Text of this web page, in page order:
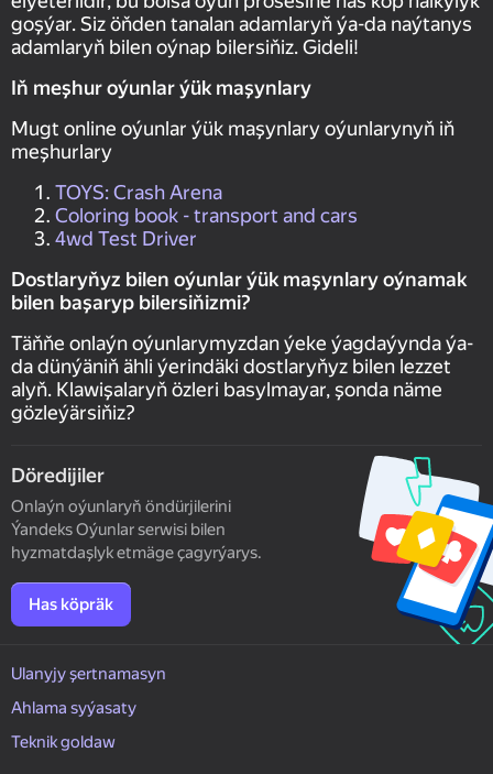
goşýar. Siz öňden tanalan adamlaryň ýa-da naýtanys
adamlaryň bilen oýnap bilersiňiz. Gideli!
Iň meşhur oýunlar ýük maşynlary
Mugt online oýunlar ýük maşynlary oýunlarynyň iň
meşhurlary
TOYS: Crash Arena
Coloring book - transport and cars
4wd Test Driver
Dostlaryňyz bilen oýunlar ýük maşynlary oýnamak
bilen başaryp bilersiňizmi?
Täňňe onlaýn oýunlarymyzdan ýeke ýagdaýynda ýa-
da dünýäniň ähli ýerindäki dostlaryňyz bilen lezzet
alyň. Klawişalaryň özleri basylmayar, şonda näme
gözleýärsiňiz?
Döredijiler
Onlaýn oýunlaryň öndürjilerini
Ýandeks Oýunlar serwisi bilen
hyzmatdaşlyk etmäge çagyrýarys.
Has köpräk
Ulanyjy şertnamasyn
Ahlama syýasaty
Teknik goldaw